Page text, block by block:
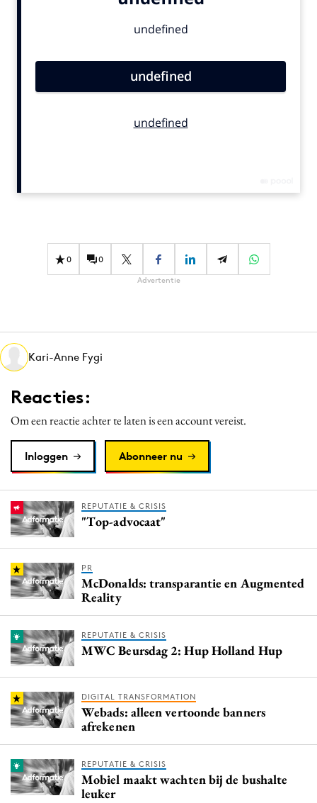
Gedragsverandering
Influencer marketing
Media
Merkstrategie
PR
Programmatic
Purpose Marketing
Reputatie & crisis
0 0
Advertentie
Kari-Anne Fygi
Reacties:
Om een reactie achter te laten is een account vereist.
Inloggen Abonneer nu
REPUTATIE & CRISIS
"Top-advocaat"
PR
McDonalds: transparantie en Augmented
Reality
REPUTATIE & CRISIS
MWC Beursdag 2: Hup Holland Hup
DIGITAL TRANSFORMATION
Webads: alleen vertoonde banners
afrekenen
REPUTATIE & CRISIS
Mobiel maakt wachten bij de bushalte
leuker